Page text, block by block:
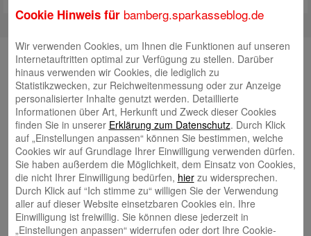
Unsere Autorinnen und Autoren
Andrea Rupprecht
Jonas Simon
Cookie Hinweis für bamberg.sparkasseblog.de
Wir verwenden Cookies, um Ihnen die Funktionen auf unseren
Internetauftritten optimal zur Verfügung zu stellen. Darüber
hinaus verwenden wir Cookies, die lediglich zu
Statistikzwecken, zur Reichweitenmessung oder zur Anzeige
personalisierter Inhalte genutzt werden. Detaillierte
Informationen über Art, Herkunft und Zweck dieser Cookies
finden Sie in unserer Erklärung zum Datenschutz. Durch Klick
auf „Einstellungen anpassen“ können Sie bestimmen, welche
Cookies wir auf Grundlage Ihrer Einwilligung verwenden dürfen.
Sie haben außerdem die Möglichkeit, dem Einsatz von Cookies,
die nicht Ihrer Einwilligung bedürfen, hierzu widersprechen.
Durch Klick auf “Ich stimme zu“ willigen Sie der Verwendung
aller auf dieser Website einsetzbaren Cookies ein. Ihre
Einwilligung ist freiwillig. Sie können diese jederzeit in
„Einstellungen anpassen“ widerrufen oder dort Ihre Cookie-